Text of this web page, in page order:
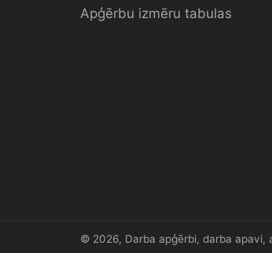
Apģērbu izmēru tabulas
© 2026, Darba apģērbi, darba apavi,